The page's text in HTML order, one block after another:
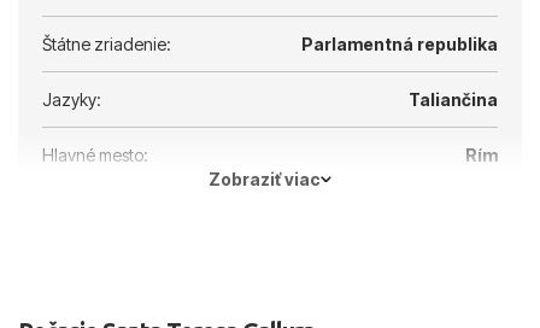
Štátne zriadenie: Parlamentná republika
Jazyky: Taliančina
Hlavné mesto:
Rím
Zobraziť viac